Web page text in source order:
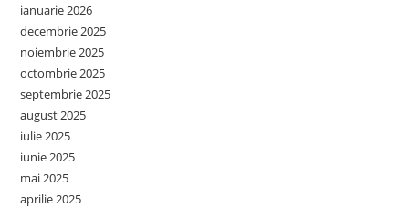
ianuarie 2026
decembrie 2025
noiembrie 2025
octombrie 2025
septembrie 2025
august 2025
iulie 2025
iunie 2025
mai 2025
aprilie 2025